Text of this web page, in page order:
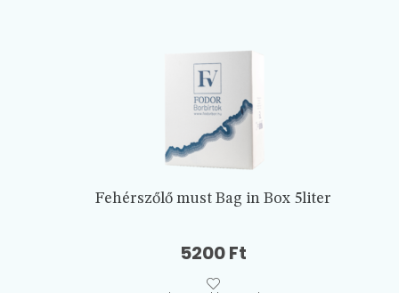
Fehérszőlő must Bag in Box 5liter
5200Ft